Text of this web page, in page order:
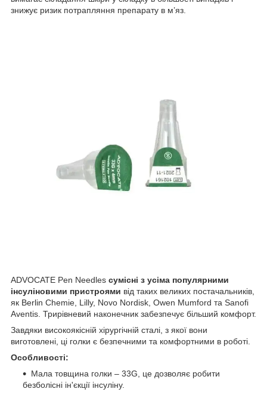
знижує ризик потрапляння препарату в м’яз.
ADVOCATE Pen Needles сумісні з усіма популярними
інсуліновими пристроями від таких великих постачальників,
як Berlin Chemie, Lilly, Novo Nordisk, Owen Mumford та Sanofi
Aventis. Трирівневий наконечник забезпечує більший комфорт.
Завдяки високоякісній хірургічній сталі, з якої вони
виготовлені, ці голки є безпечними та комфортними в роботі.
Особливості:
Мала товщина голки – 33G, це дозволяє робити
безболісні ін'єкції інсуліну.